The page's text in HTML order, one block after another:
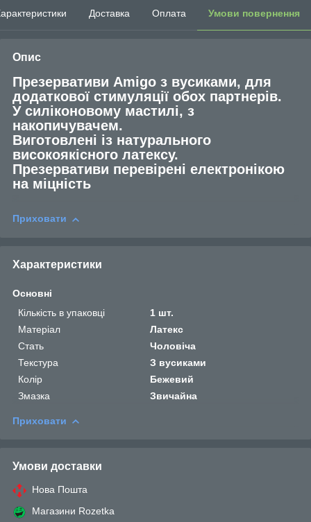
Доставка Оплата Умови повернення
Опис
Презервативи Amigo з вусиками, для
додаткової стимуляції обох партнерів.
У силіконовому мастилі, з
накопичувачем.
Виготовлені із натурального
високоякісного латексу.
Презервативи перевірені електронікою
на міцність
Приховати
Характеристики
Основні
Кількість в упаковці
1 шт.
Матеріал
Латекс
Стать
Чоловіча
Текстура
З вусиками
Колір
Бежевий
Змазка
Звичайна
Приховати
Умови доставки
Нова Пошта
Магазини Rozetka